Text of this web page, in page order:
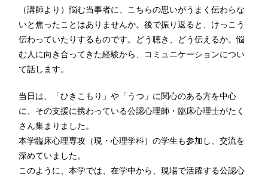
（講師より）悩む当事者に、こちらの思いがうまく伝わらな
いと焦ったことはありませんか。後で振り返ると、けっこう
伝わっていたりするものです。どう聴き、どう伝えるか。悩
む人に向き合ってきた経験から、コミュニケーションについ
て話します。
当日は、「ひきこもり」や「うつ」に関心のある方を中心
に、その支援に携わっている公認心理師・臨床心理士がたく
さん集まりました。
本学臨床心理専攻（現・心理学科）の学生も参加し、交流を
深めていました。
このように、本学では、在学中から、現場で活躍する公認心